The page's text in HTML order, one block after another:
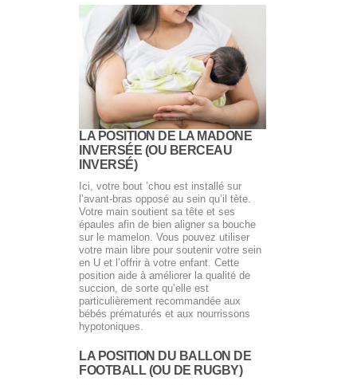
LA POSITION DE LA MADONE
INVERSÉE (OU BERCEAU
INVERSÉ)
Ici, votre bout ’chou est installé sur
l’avant-bras opposé au sein qu’il tète.
Votre main soutient sa tête et ses
épaules afin de bien aligner sa bouche
sur le mamelon. Vous pouvez utiliser
votre main libre pour soutenir votre sein
en U et l’offrir à votre enfant. Cette
position aide à améliorer la qualité de
succion, de sorte qu’elle est
particulièrement recommandée aux
bébés prématurés et aux nourrissons
hypotoniques.
LA POSITION DU BALLON DE
FOOTBALL (OU DE RUGBY)